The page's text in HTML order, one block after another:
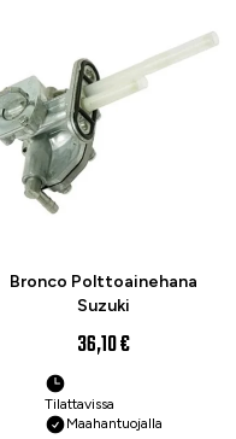
Bronco Polttoainehana
Suzuki
36,10 €
Tilattavissa
Maahantuojalla